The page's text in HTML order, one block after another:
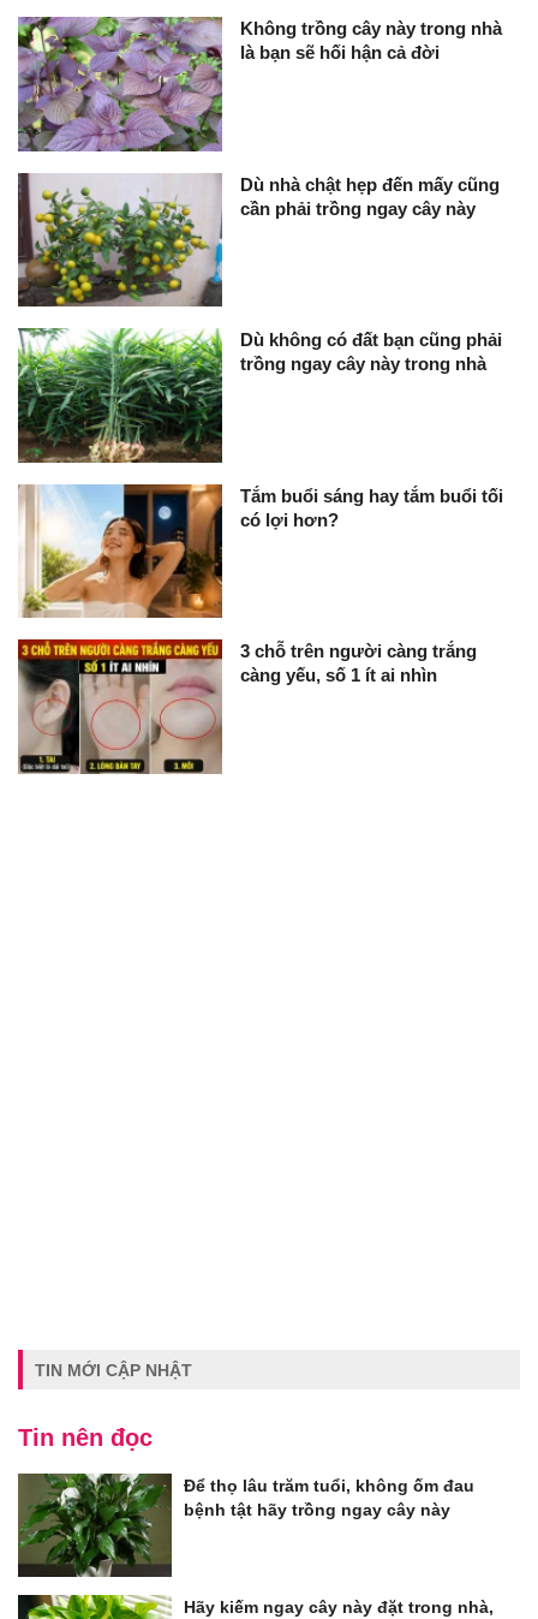
Không trồng cây này trong nhà
là bạn sẽ hối hận cả đời
Dù nhà chật hẹp đến mấy cũng
cần phải trồng ngay cây này
Dù không có đất bạn cũng phải
trồng ngay cây này trong nhà
Tắm buổi sáng hay tắm buổi tối
có lợi hơn?
3 chỗ trên người càng trắng
càng yếu, số 1 ít ai nhìn
TIN MỚI CẬP NHẬT
Tin nên đọc
Để thọ lâu trăm tuổi, không ốm đau
bệnh tật hãy trồng ngay cây này
Hãy kiếm ngay cây này đặt trong nhà,